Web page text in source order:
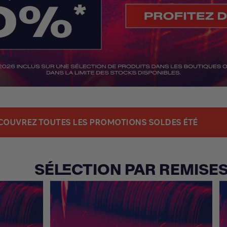
TOUTES LES PROMOTIONS SOLDES ÉTÉ
SÉLECTION PAR